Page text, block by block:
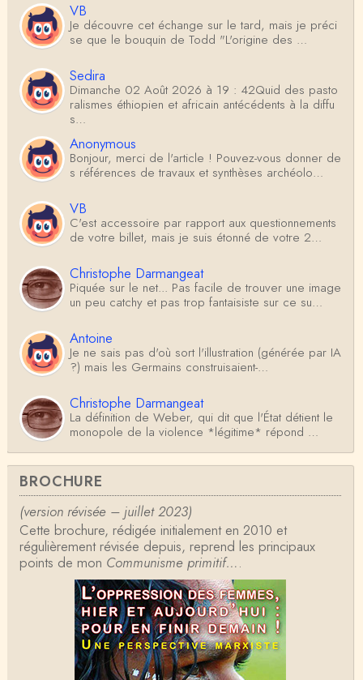
VB
Je découvre cet échange sur le tard, mais je préci
se que le bouquin de Todd "L'origine des …
Sedira
Dimanche 02 Août 2026 à 19 : 42Quid des pasto
ralismes éthiopien et africain antécédents à la diffu
s…
Anonymous
Bonjour, merci de l'article ! Pouvez-vous donner de
s références de travaux et synthèses archéolo…
VB
C'est accessoire par rapport aux questionnements
de votre billet, mais je suis étonné de votre 2…
Christophe Darmangeat
Piquée sur le net... Pas facile de trouver une image
un peu catchy et pas trop fantaisiste sur ce su…
Antoine
Je ne sais pas d'où sort l'illustration (générée par IA
?) mais les Germains construisaient-…
Christophe Darmangeat
La définition de Weber, qui dit que l'État détient le
monopole de la violence *légitime* répond …
Anonymous
Formidable et complexe sujet ; l'ancien professeur
d'histoire que je suis, Alsacien de surcr…
Tangui Przybylowski
Concernant Fustel de Coulanges, j'ai le souvenir
d'avoir lu, il y a près de 10 ans, un autre…
Jean-Paul Demoule
L'Etat ayant donc le monopole de la violence légiti
me, comment interpréter la situation états-un…
Christophe Darmangeat
BROCHURE
(version révisée – juillet 2023)
Cette brochure, rédigée initialement en 2010 et
régulièrement révisée depuis, reprend les principaux
points de mon Communisme primitif….